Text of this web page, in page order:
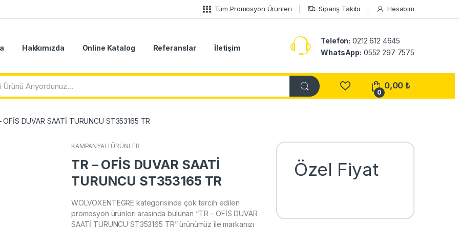
Tüm Promosyon Ürünleri Sipariş Takibi Hesabım
Hakkımızda Online Katalog Referanslar İletişim
Telefon: 0212 612 4645
WhatsApp: 0552 297 7575
0
0,00₺
OFİS DUVAR SAATİ TURUNCU ST353165 TR
KAMPANYALI ÜRÜNLER
TR – OFİS DUVAR SAATİ
TURUNCU ST353165 TR
WOLVOXENTEGRE kategorisinde çok tercih edilen
promosyon ürünleri arasında bulunan “TR – OFİS DUVAR
SAATİ TURUNCU ST353165 TR” ürünümüz ile markanızı
Özel Fiyat